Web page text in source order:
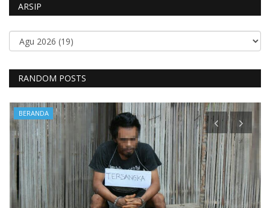
ARSIP
RANDOM POSTS
BERANDA